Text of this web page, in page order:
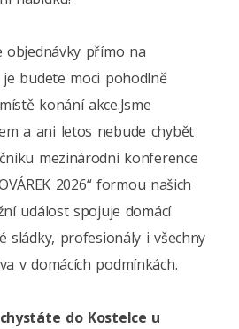
objednávky přímo na
budete moci pohodlně
konání akce.Jsme
a ani letos nebude chybět
mezinárodní konference
2026“ formou našich
událost spojuje domácí
sládky, profesionály i všechny
v domácích podmínkách.
do Kostelce u